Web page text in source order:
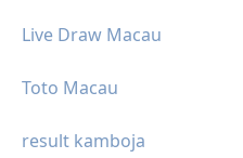
Live Draw Macau
Toto Macau
result kamboja